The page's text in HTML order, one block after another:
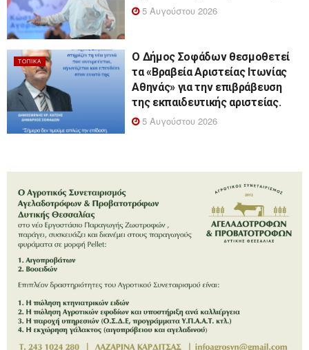
5 Αυγούστου 2026
ΤΟΠΙΚΆ
Ο Δήμος Σοφάδων θεσμοθετεί
τα «Βραβεία Αριστείας Ιτωνίας
Αθηνάς» για την επιβράβευση
της εκπαιδευτικής αριστείας.
5 Αυγούστου 2026